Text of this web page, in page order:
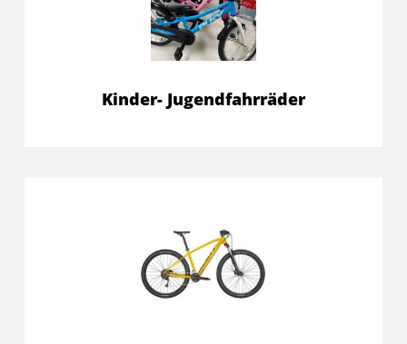
Kinder- Jugendfahrräder